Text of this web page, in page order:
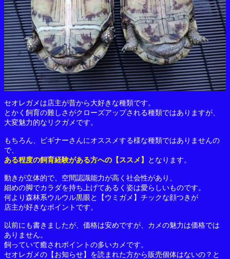
セオレガメは店主が昔から大好きな種類です。
とかく飼育の難しさがクローズアップされる種類ではありますが、
大変魅力的なリクガメです。
もちろん、ビギナーさんにオススメする様な種類ではありませんの
で、
ある程度の飼育経験がある方への【ススメ】
となります。
動きが立体的で、空間認識能力が高く社会性があり、
細めの脚でカラダを持ち上げてあるく姿は愛らしいものです。
何より森林系ウルウル黒眼と【ウミガメ】チックな顔つきが
店主が好きなポイントです。
以前にも書きましたが、価格は安めですが、カメの魅力は価格では
ありません。
飼っていて癒されポイントの多いカメです。
セオレガメの【お知らせ】を読まれた方から販売個体はないの？と